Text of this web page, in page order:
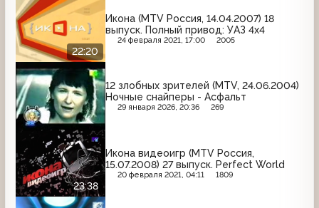
22:20
Икона (MTV Россия, 14.04.2007) 18
выпуск. Полный привод: УАЗ 4x4
24 февраля 2021, 17:00 2005
12 злобных зрителей (MTV, 24.06.2004)
Ночные снайперы - Асфальт
29 января 2026, 20:36 269
23:38
Икона видеоигр (MTV Россия,
15.07.2008) 27 выпуск. Perfect World
20 февраля 2021, 04:11 1809